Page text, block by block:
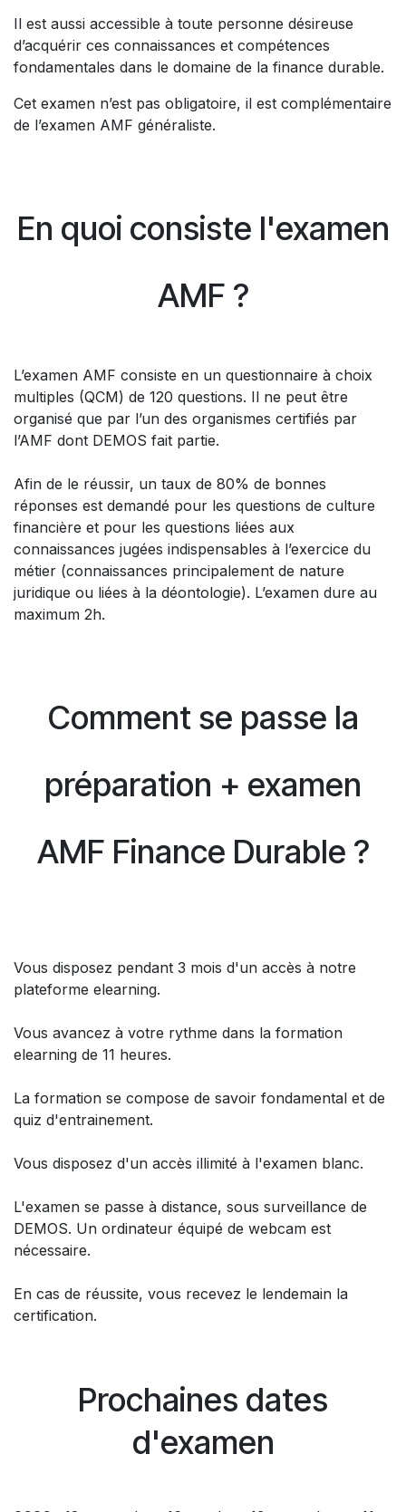
Il est aussi accessible à toute personne désireuse
d’acquérir ces connaissances et compétences
fondamentales dans le domaine de la finance durable.
Cet examen n’est pas obligatoire, il est complémentaire
de l’examen AMF généraliste.
En quoi consiste l'examen
AMF ?
L’examen AMF consiste en un questionnaire à choix
multiples (QCM) de 120 questions. Il ne peut être
organisé que par l’un des organismes certifiés par
l’AMF dont DEMOS fait partie.
Afin de le réussir, un taux de 80% de bonnes
réponses est demandé pour les questions de culture
financière et pour les questions liées aux
connaissances jugées indispensables à l’exercice du
métier (connaissances principalement de nature
juridique ou liées à la déontologie). L’examen dure au
maximum 2h.
Comment se passe la
préparation + examen
AMF Finance Durable ?
Vous disposez pendant 3 mois d'un accès à notre
plateforme elearning.
Vous avancez à votre rythme dans la formation
elearning de 11 heures.
La formation se compose de savoir fondamental et de
quiz d'entrainement.
Vous disposez d'un accès illimité à l'examen blanc.
L'examen se passe à distance, sous surveillance de
DEMOS. Un ordinateur équipé de webcam est
nécessaire.
En cas de réussite, vous recevez le lendemain la
certification.
Prochaines dates
d'examen